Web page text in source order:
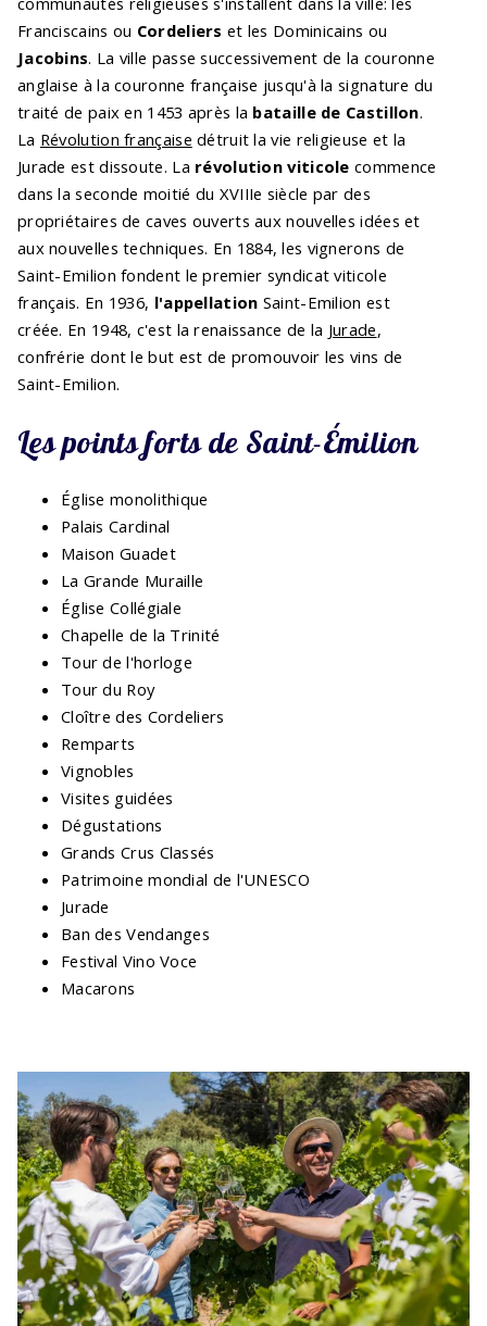
Franciscains ou Cordeliers et les Dominicains ou
Jacobins. La ville passe successivement de la couronne
anglaise à la couronne française jusqu'à la signature du
traité de paix en 1453 après la bataille de Castillon.
La Révolution française détruit la vie religieuse et la
Jurade est dissoute. La révolution viticole commence
dans la seconde moitié du XVIIIe siècle par des
propriétaires de caves ouverts aux nouvelles idées et
aux nouvelles techniques. En 1884, les vignerons de
Saint-Emilion fondent le premier syndicat viticole
français. En 1936, l'appellation Saint-Emilion est
créée. En 1948, c'est la renaissance de la Jurade,
confrérie dont le but est de promouvoir les vins de
Saint-Emilion.
Les points forts de Saint-Émilion
Église monolithique
Palais Cardinal
Maison Guadet
La Grande Muraille
Église Collégiale
Chapelle de la Trinité
Tour de l'horloge
Tour du Roy
Cloître des Cordeliers
Remparts
Vignobles
Visites guidées
Dégustations
Grands Crus Classés
Patrimoine mondial de l'UNESCO
Jurade
Ban des Vendanges
Festival Vino Voce
Macarons